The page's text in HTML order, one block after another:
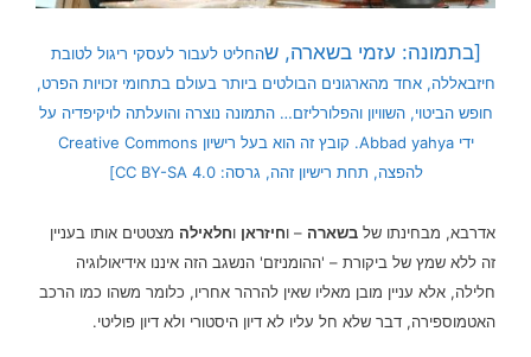
[בתמונה: עזמי בשארה, שהחליט לעבור לעסקי ריגול לטובת
חיזבאללה, אחד מהארגונים הבולטים ביותר בעולם בתחומי זכויות הפרט,
חופש הביטוי, השוויון והפלורליזם… התמונה נוצרה והועלתה לויקיפדיה על
ידיAbbad yahya.
קובץ זה הוא בעל רישיון Creative Commons
להפצה, תחת רישיון זהה, גרסה: CC BY-SA 4.0]
אדרבא, מבחינתו של בשארה – וחיזראן וחלאילה מצטטים אותו בעניין
זה ללא שמץ של ביקורת – 'ההומניזם' הנשגב הזה איננו אידיאולוגיה
חלילה, אלא עניין מובן מאליו שאין להרהר אחריו, כלומר משהו כמו הרכב
האטמוספירה, דבר שלא חל עליו לא דיון היסטורי ולא דיון פוליטי.